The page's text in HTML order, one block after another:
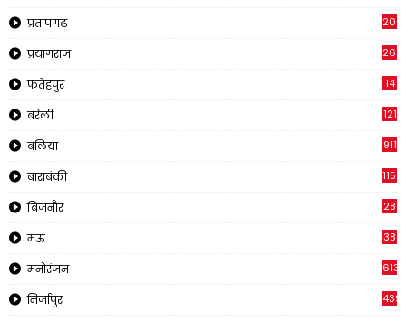
प्रतापगढ
प्रयागराज 269
फतेहपुर 14
बरेली 121
बलिया 911
बाराबंकी 1150
बिजनौर 28
मऊ 38
मनोरंजन 613
मिर्जापुर 439